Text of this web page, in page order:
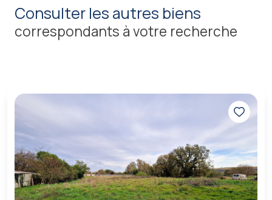
consulter les autres biens
correspondants à votre recherche